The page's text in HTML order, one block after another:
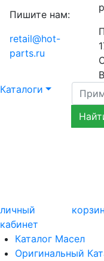
Пишите нам:
retail@hot-
parts.ru
Каталоги
личный
кабинет
Каталог Масел
Оригинальный